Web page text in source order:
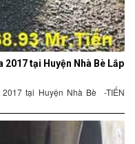
tại Huyện Nhà Bè Lắp
tại Huyện Nhà Bè -TIẾN